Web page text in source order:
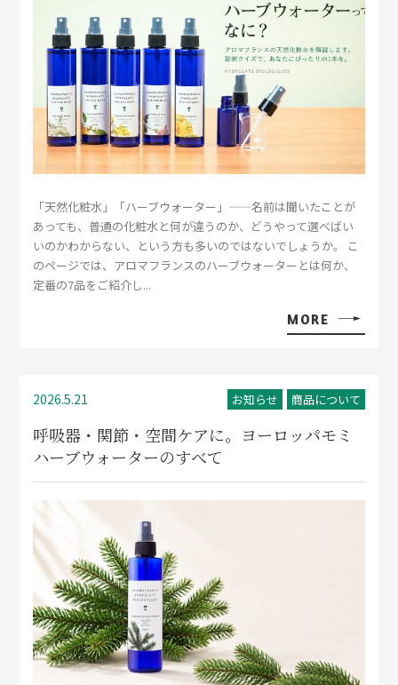
「天然化粧水」「ハーブウォーター」——名前は聞いたことが
あっても、普通の化粧水と何が違うのか、どうやって選べばい
いのかわからない、という方も多いのではないでしょうか。 こ
のページでは、アロマフランスのハーブウォーターとは何か、
定番の7品をご紹介し...
MORE
2026.5.21 お知らせ 商品について
呼吸器・関節・空間ケアに。ヨーロッパモミ
ハーブウォーターのすべて